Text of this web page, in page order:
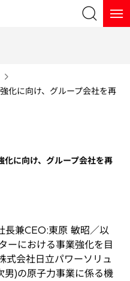
検索
化に向け、グループ会社を再
化に向け、グループ会社を再
長兼CEO:東原 敏昭／以
ーにおける事業強化を目
式会社日立パワーソリュ
男)の原子力事業に係る機